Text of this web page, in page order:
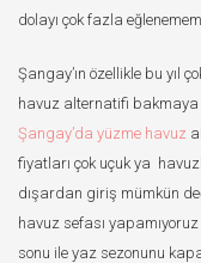
dolayı çok fazla
Şangay’ın özellikle bu yıl
havuz alternatifi bakmaya
Şangay’da yüzme havuz
fiyatları çok uçuk ya
dışardan giriş mümkün
havuz sefası
sonu ile yaz sezonunu